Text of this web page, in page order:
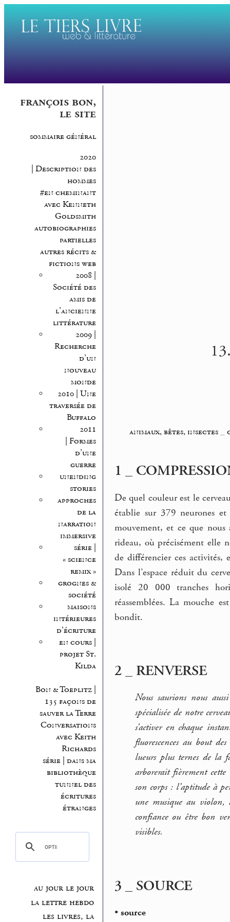
françois bon,
le site
sommaire général
2020
| Description des
hommes
#en cheminant
avec Kenneth
Goldsmith
autobiographies
partielles
autres récits &
fictions web
2008 |
Société des
amis de
l’ancienne
littérature
2009 |
Recherche
d’un
nouveau
monde
2010 | Une
traversée de
Buffalo
2011
| Formes
d’une
guerre
unending
stories
approches
de la
narration
immersive
série |
« science
remix »
grognes &
société
maisons
intérieures
d’écriture
en cours |
projet St.
Kilda
Bon & Toeplitz |
135 façons de
sauver la Terre
Conversations
avec Keith
Richards
série | dans ma
bibliothèque
tunnel des
écritures
étranges
au jour le jour
la lettre hebdo
les livres, la
animaux, bêtes, insectes_
1 _
De quel couleur est le
établie sur 379 neurones
mouvement, et ce que nous
rideau, où précisément elle
de différencier ces activités,
Dans l’espace réduit du
isolé 20 000 tranches
réassemblées. La mouche
bondit.
2 _ RENVERSE
Nous saurions nous
spécialisée de notre
s’activer en chaque
fluorescences au bout
lueurs plus ternes de la
arborerait fièrement
son corps : l’aptitude à
une musique au violon,
confiance ou être bon
visibles.
3 _ SOURCE
•source